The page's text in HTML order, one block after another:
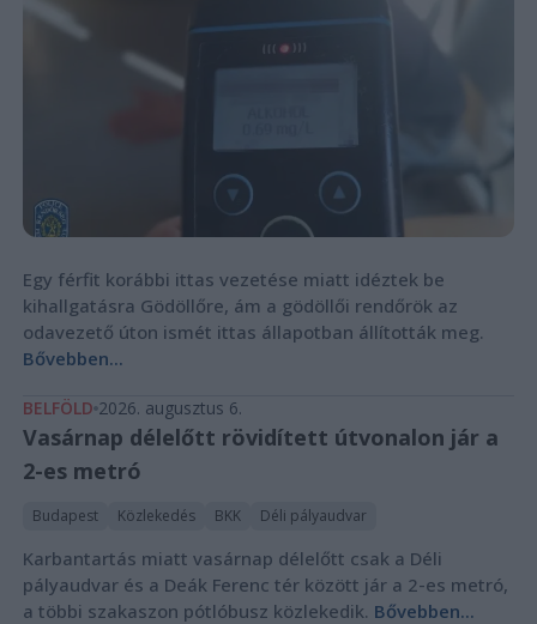
Egy férfit korábbi ittas vezetése miatt idéztek be
kihallgatásra Gödöllőre, ám a gödöllői rendőrök az
odavezető úton ismét ittas állapotban állították meg.
Bővebben...
BELFÖLD 2026. augusztus 6.
Vasárnap délelőtt rövidített útvonalon jár a
2-es metró
Budapest Közlekedés BKK Déli pályaudvar
Karbantartás miatt vasárnap délelőtt csak a Déli
pályaudvar és a Deák Ferenc tér között jár a 2-es metró,
a többi szakaszon pótlóbusz közlekedik. Bővebben...